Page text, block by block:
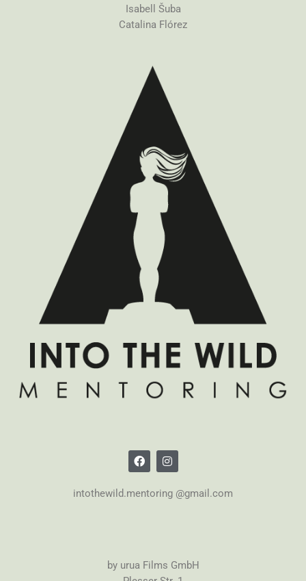
Isabell Šuba
Catalina Flórez
intothewild.mentoring @gmail.com
by urua Films GmbH